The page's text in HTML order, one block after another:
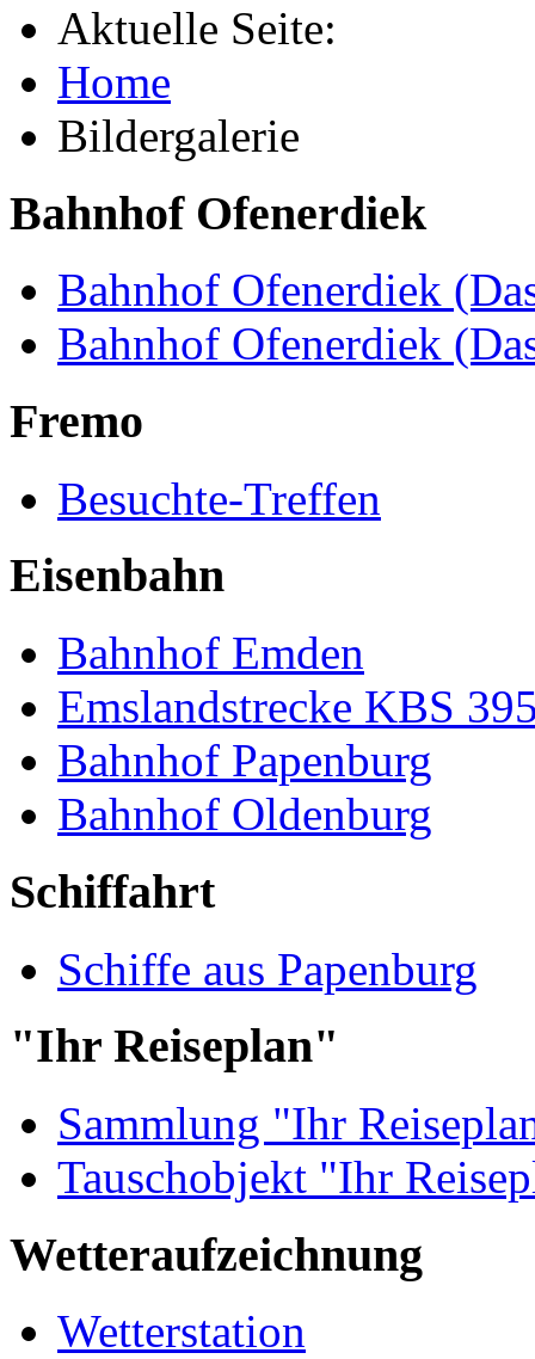
Aktuelle Seite:
Home
Bildergalerie
Bahnhof Ofenerdiek
Bahnhof Ofenerdiek
Bahnhof Ofenerdiek
Fremo
Besuchte-Treffen
Eisenbahn
Bahnhof Emden
Emslandstrecke KBS
Bahnhof Papenburg
Bahnhof Oldenburg
Schiffahrt
Schiffe aus Papenburg
"Ihr Reiseplan"
Sammlung "Ihr
Tauschobjekt "Ihr
Wetteraufzeichnung
Wetterstation